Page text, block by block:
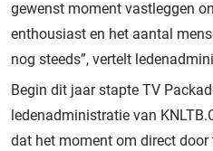
gewenst moment vastleggen
enthousiast en het aantal
nog steeds”, vertelt
Begin dit jaar stapte TV
ledenadministratie van
dat het moment om direct